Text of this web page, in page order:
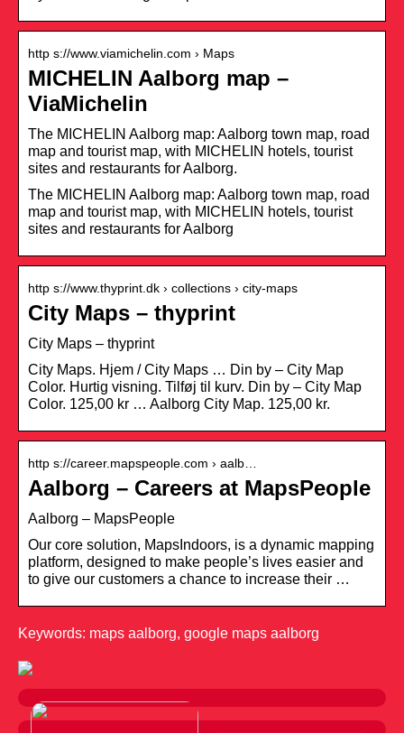
http s://www.viamichelin.com › Maps
MICHELIN Aalborg map –
ViaMichelin
The MICHELIN Aalborg map: Aalborg town map, road
map and tourist map, with MICHELIN hotels, tourist
sites and restaurants for Aalborg.
The MICHELIN Aalborg map: Aalborg town map, road
map and tourist map, with MICHELIN hotels, tourist
sites and restaurants for Aalborg
http s://www.thyprint.dk › collections › city-maps
City Maps – thyprint
City Maps – thyprint
City Maps. Hjem / City Maps … Din by – City Map
Color. Hurtig visning. Tilføj til kurv. Din by – City Map
Color. 125,00 kr … Aalborg City Map. 125,00 kr.
http s://career.mapspeople.com › aalb…
Aalborg – Careers at MapsPeople
Aalborg – MapsPeople
Our core solution, MapsIndoors, is a dynamic mapping
platform, designed to make people’s lives easier and
to give our customers a chance to increase their …
Keywords: maps aalborg, google maps aalborg